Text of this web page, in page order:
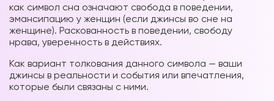
как символ сна означают свобода в поведении,
эмансипацию у женщин (если джинсы во сне на
женщине). Раскованность в поведении, свободу
нрава, уверенность в действиях.
Как вариант толкования данного символа — ваши
джинсы в реальности и события или впечатления,
которые были связаны с ними.